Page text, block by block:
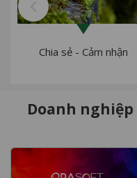
Chia sẻ - Cảm nhận
Doanh